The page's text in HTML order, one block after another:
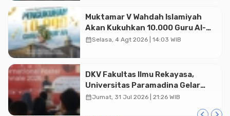
Muktamar V Wahdah Islamiyah
Akan Kukuhkan 10.000 Guru Al-
Qur’an di Masjid Istiqlal
calendar_monthSelasa, 4 Agt 2026 | 14:03 WIB
DKV Fakultas Ilmu Rekayasa,
Universitas Paramadina Gelar
Diskusi Desain
calendar_monthJumat, 31 Jul 2026 | 21:26 WIB